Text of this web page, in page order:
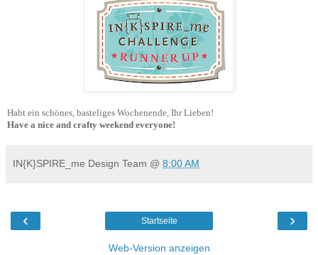
Habt ein schönes, basteliges Wochenende, Ihr Lieben!
Have a nice and crafty weekend everyone!
IN{K}SPIRE_me Design Team @ 8:00 AM
‹ ›
Startseite
Web-Version anzeigen